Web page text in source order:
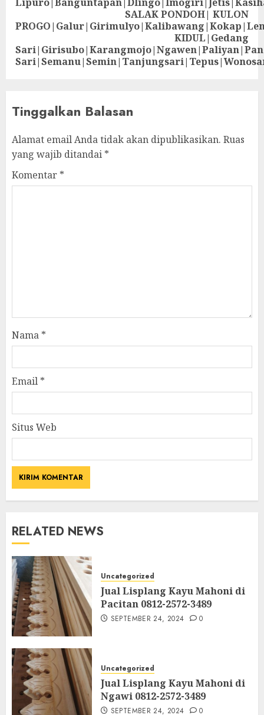
SALAK PONDOH| KULON
KIDUL|Gedang
Tinggalkan Balasan
Alamat email Anda tidak akan dipublikasikan. Ruas
yang wajib ditandai *
Komentar *
Nama *
Email *
Situs Web
RELATED NEWS
Uncategorized
Jual Lisplang Kayu Mahoni di
Pacitan 0812-2572-3489
SEPTEMBER 24, 2024 0
Uncategorized
Jual Lisplang Kayu Mahoni di
Ngawi 0812-2572-3489
SEPTEMBER 24, 2024 0